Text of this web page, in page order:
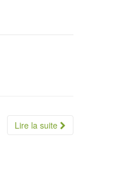
Lire la suite